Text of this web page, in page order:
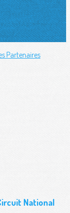
Partenaires
National